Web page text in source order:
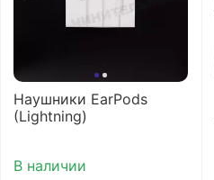
Наушники EarPods
(Lightning)
В наличии